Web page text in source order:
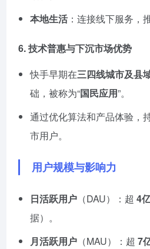
本地生活 ：连接线下服务，
6.技术普惠与下沉市场优势
快手早期在三四线城市及县
础，被称为“国民应用”。
通过优化算法和产品体验，
市用户。
用户规模与影响力
日活跃用户 （DAU）：超 4
据）。
月活跃用户 （MAU）：超 7